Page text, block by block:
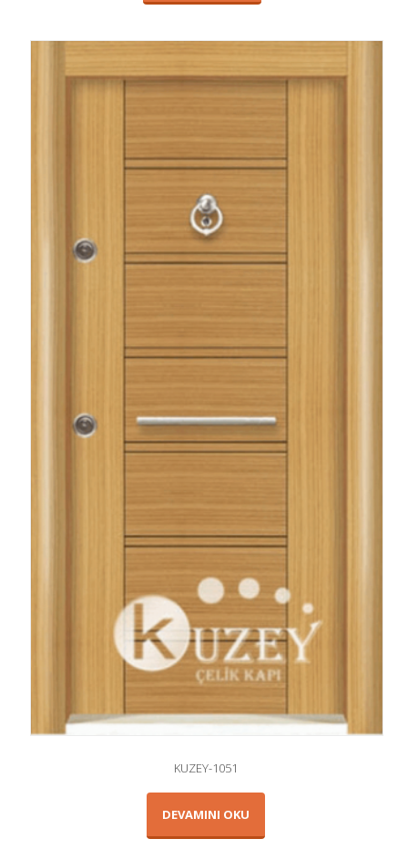
KUZEY-1051
DEVAMINI OKU